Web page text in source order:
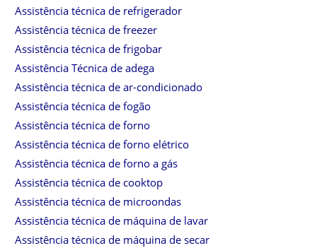
Assistência técnica de refrigerador
Assistência técnica de freezer
Assistência técnica de frigobar
Assistência Técnica de adega
Assistência técnica de ar-condicionado
Assistência técnica de fogão
Assistência técnica de forno
Assistência técnica de forno elétrico
Assistência técnica de forno a gás
Assistência técnica de cooktop
Assistência técnica de microondas
Assistência técnica de máquina de lavar
Assistência técnica de máquina de secar